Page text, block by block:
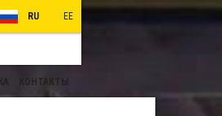
RU EE
КОНТАКТЫ